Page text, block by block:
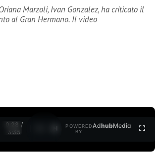
Marzoli, Ivan Gonzalez, ha criticato il
al Gran Hermano. Il video
0:29 /
3:35
POWERED
BY
AdhubMedia